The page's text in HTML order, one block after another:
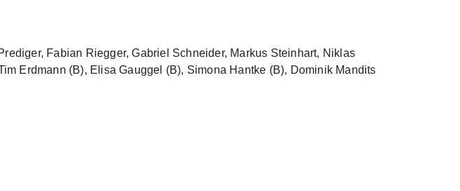
Fabian Riegger, Gabriel Schneider, Markus Steinhart, Niklas
Erdmann (B), Elisa Gauggel (B), Simona Hantke (B), Dominik Mandits